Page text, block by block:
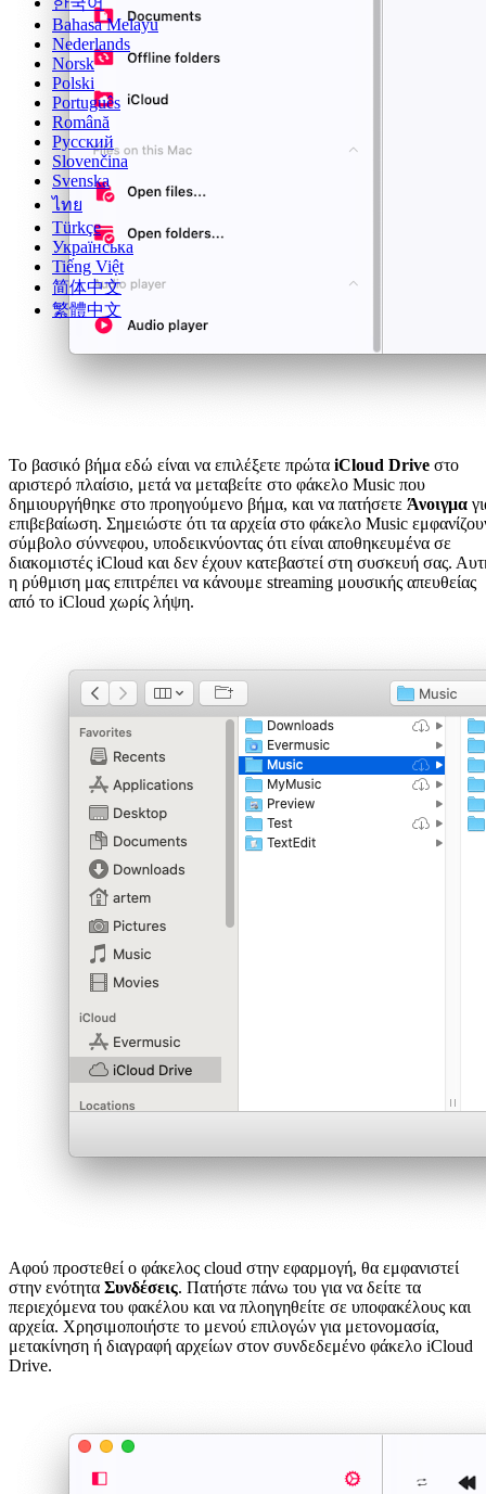
Bahasa Melayu
Nederlands
Norsk
Polski
Português
Română
Русский
Slovenčina
Svenska
ไทย
Türkçe
Українська
Tiếng Việt
简体中文
繁體中文
Το βασικό βήμα εδώ είναι να επιλέξετε πρώτα iCloud Drive στο
αριστερό πλαίσιο, μετά να μεταβείτε στο φάκελο Music που
δημιουργήθηκε στο προηγούμενο βήμα, και να πατήσετε Άνοιγμα
επιβεβαίωση. Σημειώστε ότι τα αρχεία στο φάκελο Music
σύμβολο σύννεφου, υποδεικνύοντας ότι είναι αποθηκευμένα σε
διακομιστές iCloud και δεν έχουν κατεβαστεί στη συσκευή σας.
η ρύθμιση μας επιτρέπει να κάνουμε streaming μουσικής απευθείας
από το iCloud χωρίς λήψη.
Αφού προστεθεί ο φάκελος cloud στην εφαρμογή, θα εμφανιστεί
στην ενότητα Συνδέσεις. Πατήστε πάνω του για να δείτε τα
περιεχόμενα του φακέλου και να πλοηγηθείτε σε υποφακέλους και
αρχεία. Χρησιμοποιήστε το μενού επιλογών για μετονομασία,
μετακίνηση ή διαγραφή αρχείων στον συνδεδεμένο φάκελο iCloud
Drive.